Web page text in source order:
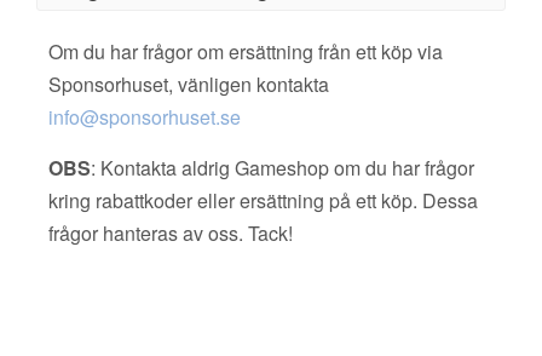
Om du har frågor om ersättning från ett köp via
Sponsorhuset, vänligen kontakta
info@sponsorhuset.se
OBS: Kontakta aldrig Gameshop om du har frågor
kring rabattkoder eller ersättning på ett köp. Dessa
frågor hanteras av oss. Tack!